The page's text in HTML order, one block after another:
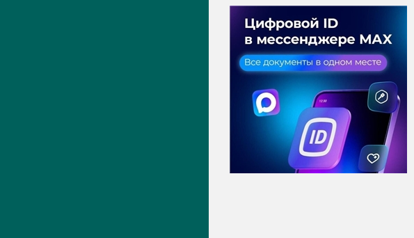
ПРЕСС-ЦЕНТР
Актуально
Новости
Фото